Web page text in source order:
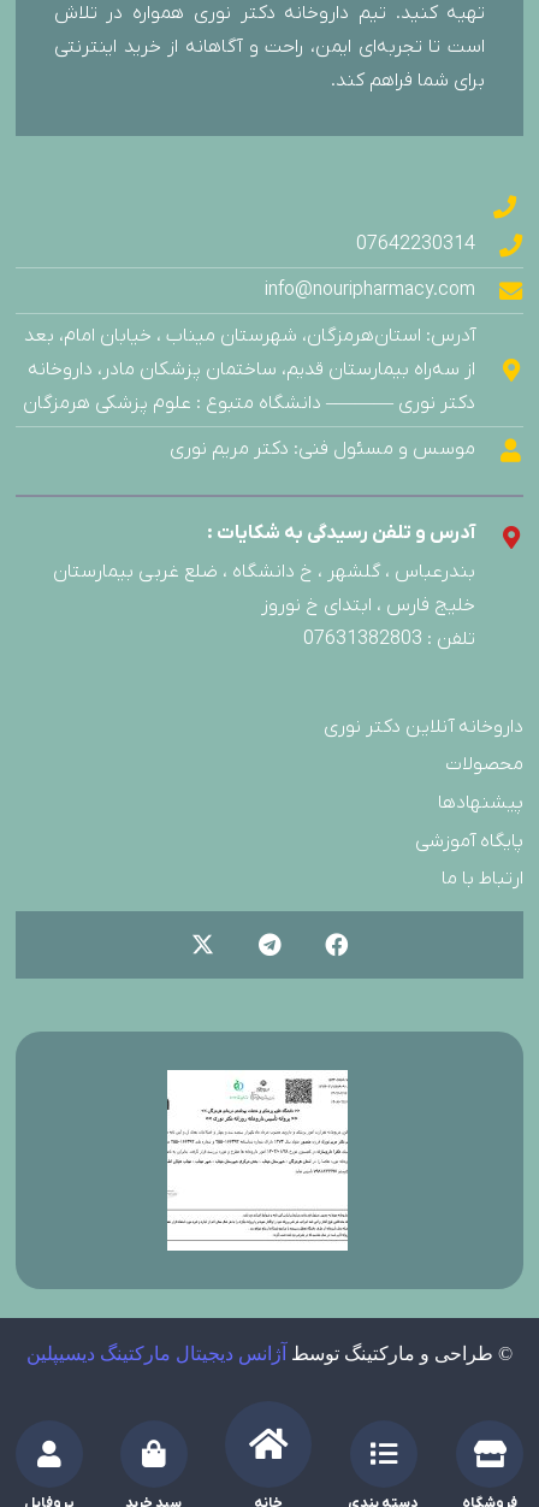
تهیه کنید. تیم داروخانه دکتر نوری همواره در تلاش
است تا تجربه‌ای ایمن، راحت و آگاهانه از خرید اینترنتی
برای شما فراهم کند.
07642230314
info@nouripharmacy.com
آدرس: استان‌هرمزگان، شهرستان میناب ، خیابان امام، بعد
از سه‌راه بیمارستان قدیم، ساختمان پزشکان مادر، داروخانه
دکتر نوری ———– دانشگاه متبوع : علوم پزشکی هرمزگان
موسس و مسئول فنی: دکتر مریم نوری
آدرس و تلفن رسیدگی به شکایات :
بندرعباس ، گلشهر ، خ دانشگاه ، ضلع غربی بیمارستان
خلیج فارس ، ابتدای خ نوروز
تلفن : 07631382803
داروخانه آنلاین دکتر نوری
محصولات
پیشنهادها
پایگاه آموزشی
ارتباط با ما
© طراحی و مارکتینگ توسط آژانس دیجیتال مارکتینگ دیسیپلین